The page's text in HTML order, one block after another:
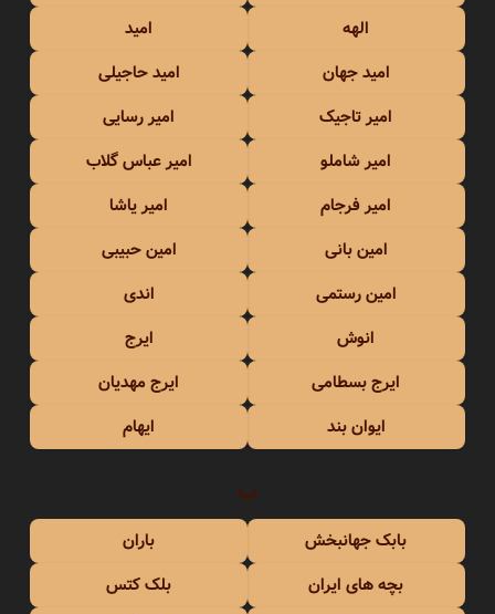
الهه
امید
امید جهان
امید حاجیلی
امیر تاجیک
امیر رسایی
امیر شاملو
امیر عباس گلاب
امیر فرجام
امیر یاشا
امین بانی
امین حبیبی
امین رستمی
اندی
انوش
ایرج
ایرج بسطامی
ایرج مهدیان
ایوان بند
ایهام
ب
بابک جهانبخش
باران
بچه های ایران
بلک کتس